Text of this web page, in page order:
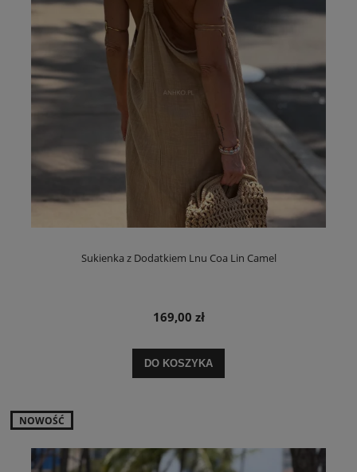
Sukienka z Dodatkiem Lnu Coa Lin Camel
169,00 zł
DO KOSZYKA
NOWOŚĆ